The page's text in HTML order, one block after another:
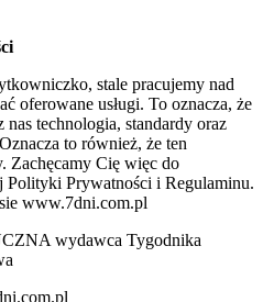
stale pracujemy nad
oferowane usługi. To oznacza, że
technologia, standardy oraz
to również, że ten
Zachęcamy Cię więc do
Polityki Prywatności i Regulaminu.
www.7dni.com.pl
wydawca Tygodnika